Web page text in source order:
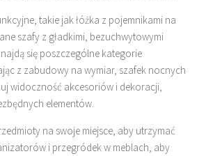
takie jak łóżka z pojemnikami na
szafy z gładkimi, bezuchwytowymi
się poszczególne kategorie
z zabudowy na wymiar, szafek nocnych
widoczność akcesoriów i dekoracji,
elementów.
na swoje miejsce, aby utrzymać
i przegródek w meblach, aby